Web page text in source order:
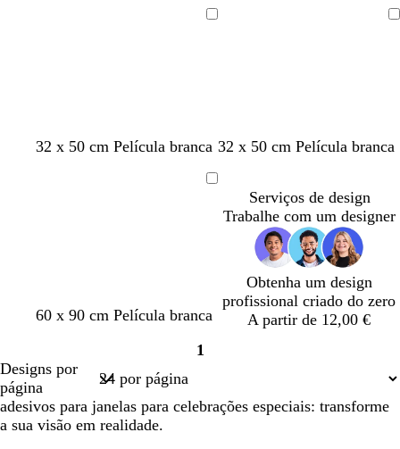
oo
32 x 50 cm Película branca 32 x 50 cm Película branca
60 x 90 cm Película branca
Serviços de design
Trabalhe com um designer
Obtenha um design
profissional criado do zero
A partir de 12,00 €
Página
1
Designs por
página
adesivos para janelas para celebrações especiais: transforme
a sua visão em realidade.